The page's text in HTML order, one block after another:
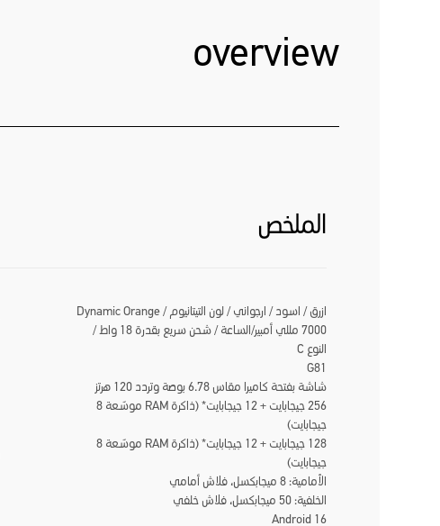
overview
الملخص
ازرق / اسود / ارجواني / لون التيتانيوم / Dynamic Orange
7000 مللي أمبير/الساعة / شحن سريع بقدرة 18 واط /
النوع C
G81
شاشة بفتحة كاميرا مقاس 6.78 بوصة وتردد 120 هرتز
256 جيجابايت + 12 جيجابايت* (ذاكرة RAM موسّعة 8
جيجابايت)
128 جيجابايت + 12 جيجابايت* (ذاكرة RAM موسّعة 8
جيجابايت)
الأمامية: 8 ميجابكسل، فلاش أمامي
الخلفية: 50 ميجابكسل، فلاش خلفي
Android 16